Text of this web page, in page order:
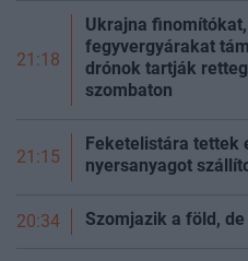
21:18
Ukrajna
fegyvergyárakat
drónok tartják
szombaton
21:15
Feketelistára tettek
nyersanyagot
20:34 Szomjazik a föld,